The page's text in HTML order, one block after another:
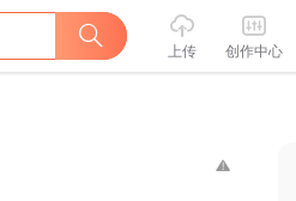
上传 创作中心